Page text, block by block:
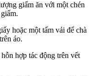
giấm ăn với một chén
hoặc một tấm vải để chà
áo.
hợp tác động trên vết